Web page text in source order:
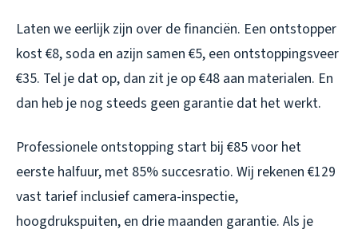
Laten we eerlijk zijn over de financiën. Een ontstopper
kost €8, soda en azijn samen €5, een ontstoppingsveer
€35. Tel je dat op, dan zit je op €48 aan materialen. En
dan heb je nog steeds geen garantie dat het werkt.
Professionele ontstopping start bij €85 voor het
eerste halfuur, met 85% succesratio. Wij rekenen €129
vast tarief inclusief camera-inspectie,
hoogdrukspuiten, en drie maanden garantie. Als je